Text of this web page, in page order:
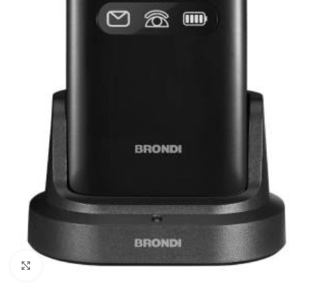
Click to enlarge